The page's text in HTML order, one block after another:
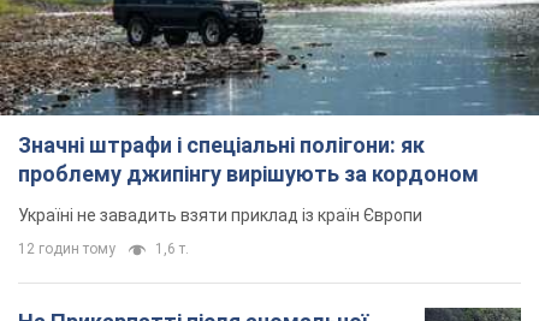
Значні штрафи і спеціальні полігони: як
проблему джипінгу вирішують за кордоном
Україні не завадить взяти приклад із країн Європи
12 годин тому 1,6 т.